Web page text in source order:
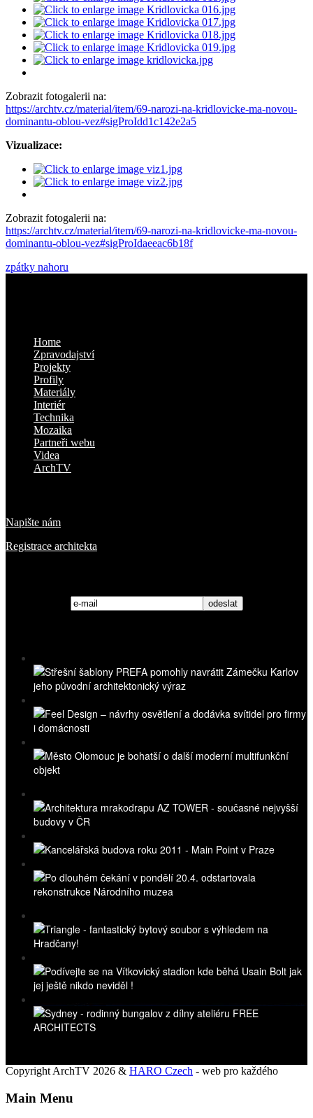
Zobrazit fotogalerii na:
https://archtv.cz/material/item/69-narozi-na-kridlovicke-ma-novou-
dominantu-oblou-vez#sigProIdd1c142e2a5
Vizualizace:
Zobrazit fotogalerii na:
https://archtv.cz/material/item/69-narozi-na-kridlovicke-ma-novou-
dominantu-oblou-vez#sigProIdaeeac6b18f
zpátky nahoru
Home
Zpravodajství
Projekty
Profily
Materiály
Interiér
Technika
Mozaika
Partneři webu
Videa
ArchTV
Napište nám
Registrace architekta
Copyright ArchTV 2026 & HARO Czech - web pro každého
Main Menu